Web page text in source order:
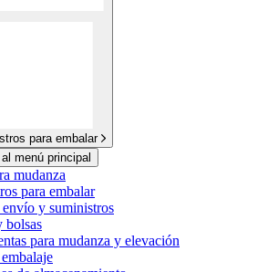
para embalar
menú principal
mudanza
para embalar
envío y suministros
bolsas
para mudanza y elevación